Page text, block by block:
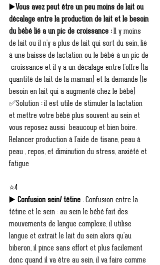
▶️Vous avez peut être un peu moins de lait ou
décalage entre la production de lait et le besoin
du bébé lié a un pic de croissance : Il y moins
de lait ou il n'y a plus de lait qui sort du sein, lié
à une baisse de lactation ou le bébé à un pic de
croissance et il y a un décalage entre l'offre (la
quantité de lait de la maman) et la demande (le
besoin en lait qui a augmenté chez le bébé)
✅Solution : il est utile de stimuler la lactation
et mettre votre bébé plus souvent au sein et
vous reposez aussi  beaucoup et bien boire.
Relancer production à l'aide de tisane, peau à
peau , repos, et diminution du stress, anxiété et
fatigue
⭐4
▶️ Confusion sein/ tétine ; Confusion entre la
tétine et le sein : au sein le bébé fait des
mouvements de langue complexe, il utilise
langue et extrait le lait du sein alors qu'au
biberon, il pince sans effort et plus facilement
donc quand il va être au sein, il va faire comme